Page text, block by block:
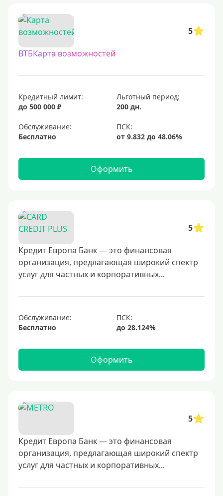
5
ВТБКарта возможностей
Кредитный лимит:
до 500 000 ₽
Льготный период:
200 дн.
Обслуживание:
Бесплатно
Оформить
5
Кредит Европа Банк — это финансовая
организация, предлагающая широкий спектр
услуг для частных и корпоративных...
Обслуживание:
Бесплатно
Оформить
5
Кредит Европа Банк — это финансовая
организация, предлагающая широкий спектр
услуг для частных и корпоративных...